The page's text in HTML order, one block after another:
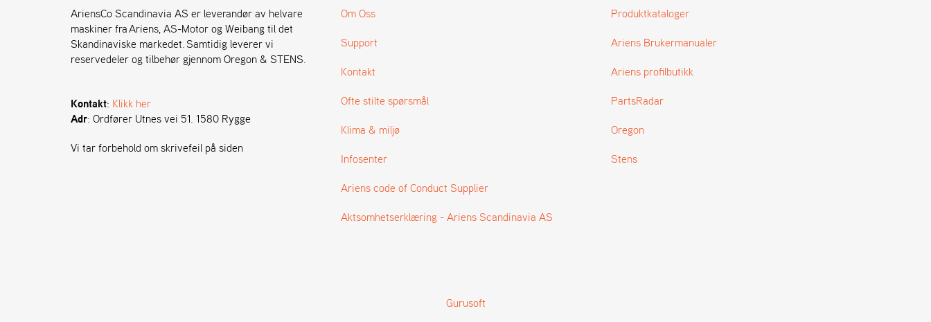
AriensCo Scandinavia AS er leverandør av helvare
maskiner fra Ariens, AS-Motor og Weibang til det
Skandinaviske markedet. Samtidig leverer vi
reservedeler og tilbehør gjennom Oregon & STENS.
Kontakt: Klikk her
Adr: Ordfører Utnes vei 51. 1580 Rygge
Vi tar forbehold om skrivefeil på siden
Om Oss
Support
Kontakt
Ofte stilte spørsmål
Klima & miljø
Infosenter
Ariens code of Conduct Supplier
Aktsomhetserklæring - Ariens Scandinavia AS
Produktkataloger
Ariens Brukermanualer
Ariens profilbutikk
PartsRadar
Oregon
Stens
Gurusoft